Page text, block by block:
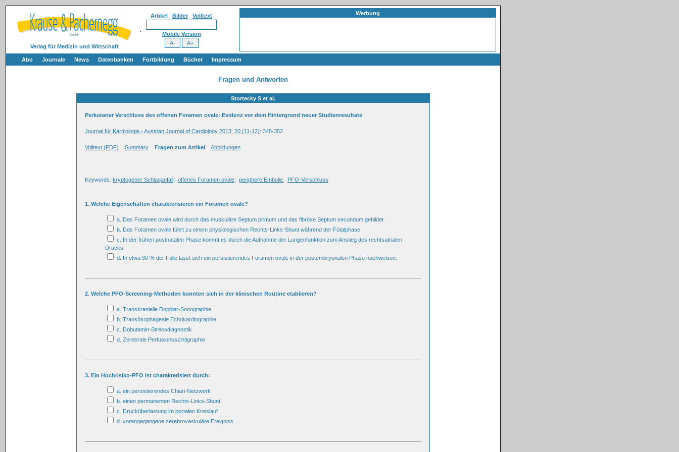
Verlag für Medizin und Wirtschaft
Artikel Bilder Volltext
Mobile Version
Werbung
Abo Journale News Datenbanken Fortbildung Bücher Impressum
Fragen und Antworten
Stortecky S et al.
Perkutaner Verschluss des offenen Foramen ovale: Evidenz vor dem Hintergrund neuer Studienresultate
Journal für Kardiologie - Austrian Journal of Cardiology 2013; 20 (11-12): 348-352
Volltext (PDF) Summary Fragen zum Artikel Abbildungen
Keywords: kryptogener Schlaganfall offenes Foramen ovale periphere Embolie PFO-Verschluss
1. Welche Eigenschaften charakterisieren ein Foramen ovale?
a. Das Foramen ovale wird durch das muskuläre Septum primum und das fibröse Septum secundum gebildet.
b. Das Foramen ovale führt zu einem physiologischen Rechts-Links-Shunt während der Fötalphase.
c. In der frühen postnatalen Phase kommt es durch die Aufnahme der Lungenfunktion zum Anstieg des rechtsatrialen
Drucks.
d. In etwa 30 % der Fälle lässt sich ein persistierendes Foramen ovale in der postembryonalen Phase nachweisen.
2. Welche PFO-Screening-Methoden konnten sich in der klinischen Routine etablieren?
a. Transkranielle Doppler-Sonographie
b. Transösophageale Echokardiographie
c. Dobutamin-Stressdiagnostik
d. Zerebrale Perfusionsszintigraphie
3. Ein Hochrisiko-PFO ist charakterisiert durch:
a. ein persistierendes Chiari-Netzwerk
b. einen permanenten Rechts-Links-Shunt
c. Drucküberlastung im portalen Kreislauf
d. vorangegangene zerebrovaskuläre Ereigniss